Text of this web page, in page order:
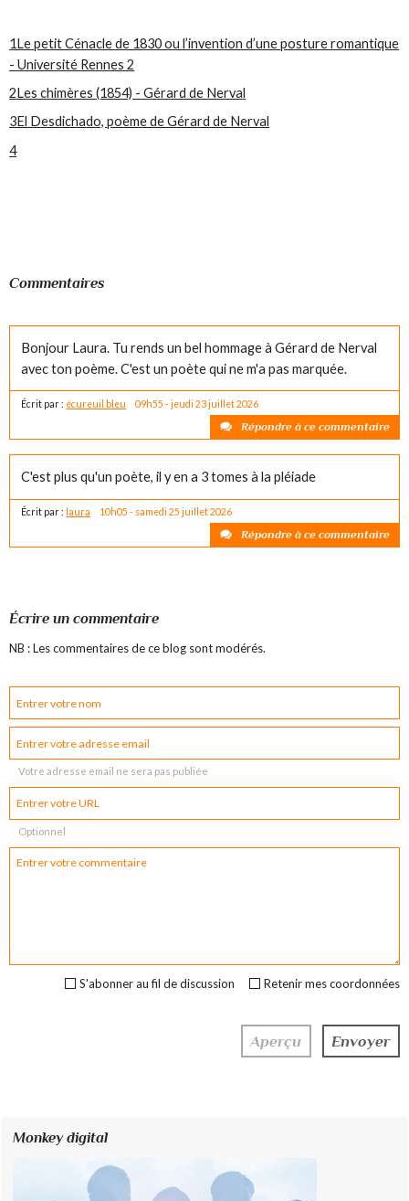
1Le petit Cénacle de 1830 ou l’invention d’une posture romantique
- Université Rennes 2
2Les chimères (1854) - Gérard de Nerval
3El Desdichado, poème de Gérard de Nerval
4
Commentaires
Bonjour Laura. Tu rends un bel hommage à Gérard de Nerval
avec ton poème. C'est un poète qui ne m'a pas marquée.
Écrit par : écureuil bleu 09h55 -jeudi 23 juillet 2026
Répondre à ce commentaire
C'est plus qu'un poète, il y en a 3 tomes à la pléiade
Écrit par : laura 10h05 - samedi 25 juillet 2026
Répondre à ce commentaire
Écrire un commentaire
NB : Les commentaires de ce blog sont modérés.
Votre adresse email ne sera pas publiée
Optionnel
Retenir mes coordonnées
S'abonner au fil de discussion
Monkey digital